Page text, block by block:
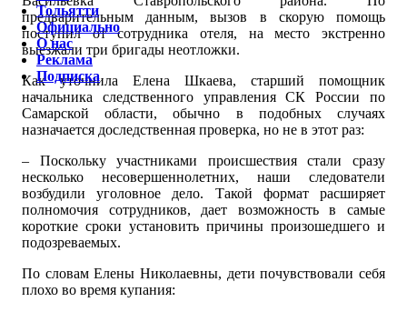
предварительным данным, вызов в скорую помощь
поступил от сотрудника отеля, на место экстренно
выезжали три бригады неотложки.
Как уточнила Елена Шкаева, старший помощник
начальника следственного управления СК России по
Самарской области, обычно в подобных случаях
назначается доследственная проверка, но не в этот раз:
– Поскольку участниками происшествия стали сразу
несколько несовершеннолетних, наши следователи
возбудили уголовное дело. Такой формат расширяет
полномочия сотрудников, дает возможность в самые
короткие сроки установить причины произошедшего и
подозреваемых.
По словам Елены Николаевны, дети почувствовали себя
плохо во время купания:
Тольятти
Официально
О нас
Реклама
Подписка